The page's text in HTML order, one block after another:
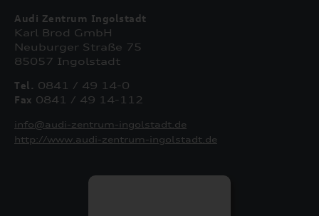
Audi Zentrum Ingolstadt
Karl Brod GmbH
Neuburger Straße 75
85057 Ingolstadt
Tel. 0841 / 49 14-0
Fax 0841 / 49 14-112
info@audi-zentrum-ingolstadt.de
http://www.audi-zentrum-ingolstadt.de